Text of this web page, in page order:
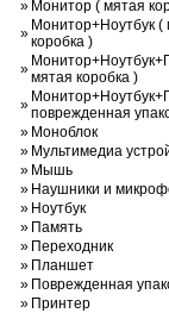
» Монитор ( мятая
» Монитор+Ноутбук (
коробка )
»мятая коробка )
»поврежденная
» Моноблок
» Мультимедиа
» Мышь
» Наушники и
» Ноутбук
» Память
» Переходник
» Планшет
» Поврежденная
» Принтер